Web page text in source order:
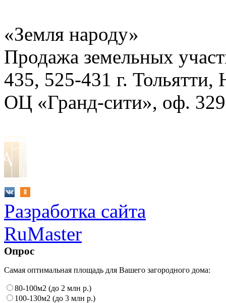
«Земля народу»
Продажа земельных
435, 525-431 г.
ОЦ «Гранд-сити», оф.
Разработка сайта
RuMaster
Опрос
Самая оптимальная площадь для Вашего загородного дома:
80-100м2 (до 2 млн р.)
100-130м2 (до 3 млн р.)